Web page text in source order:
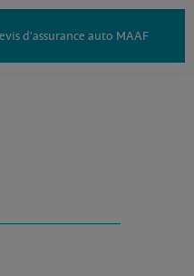
d'assurance auto MAAF